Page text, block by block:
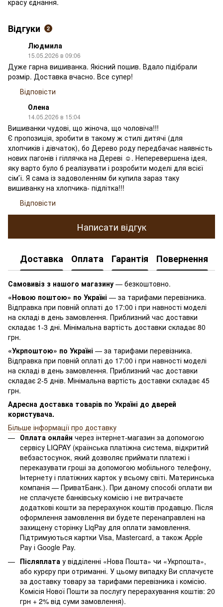
красу єднання.
Відгуки 2
Людмила
15.05.2026 в 09:06
Дуже гарна вишиванка. Якісний пошив. Вдало підібрали
розмір. Доставка вчасно. Все супер!
Відповісти
Олена
14.05.2026 в 15:04
Вишиванки чудові, що жіноча, що чоловіча!!!
Є пропозиція, зробити в такому ж стилі дитячі (для
хлопчиків і дівчаток), бо Дерево роду передбачає наявність
нових пагонів і гіллячка на Дереві ☺️. Неперевершена ідея,
яку варто було б реалізувати і розробити моделі для всієї
сімʼї. Я сама із задоволенням би купила зараз таку
вишиванку на хлопчика- підлітка!!!
Відповісти
Написати відгук
Доставка Оплата Гарантія Повернення
Самовивіз з нашого магазину — безкоштовно.
«Новою поштою» по Україні — за тарифами перевізника.
Відправка при повній оплаті до 17:00 і при навності моделі
на складі в день замовлення. Приблизний час доставки
складає 1-3 дні. Мінімальна вартість доставки складає 80
грн.
«Укрпоштою» по Україні — за тарифами перевізника.
Відправка при повній оплаті до 17:00 і при навності моделі
на складі в день замовлення. Приблизний час доставки
складає 2-5 днів. Мінімальна вартість доставки складає 45
грн.
Адресна доставка товарів по Україні до дверей
користувача.
Більше інформації про доставку
Оплата онлайн через інтернет-магазин за допомогою
сервісу LIQPAY (країнська платіжна система, відкритий
вебзастосунок, який дозволяє приймати платежі і
переказувати гроші за допомогою мобільного телефону,
Інтернету і платіжних карток у всьому світі. Материнська
компанія — ПриватБанк.). При даному способі оплати ви
не сплачуєте банківську комісію і не витрачаєте
додаткові кошти за перерахунок коштів продавцю. Після
оформлення замовлення ви будете перенаправлені на
захищену сторінку LiqPay для оплати замовлення.
Підтримуються картки Visa, Mastercard, а також Apple
Pay і Google Pay.
Післяплата у відділенні «Нова Пошта» чи «Укрпошта»,
або курєру при отриманні. У цьому випадку Ви сплачуєте
за доставку товару за тарифами перевізника і комісію.
Комісія Нової Пошти за послугу перерахування коштів: 20
грн + 2% від суми замовлення).